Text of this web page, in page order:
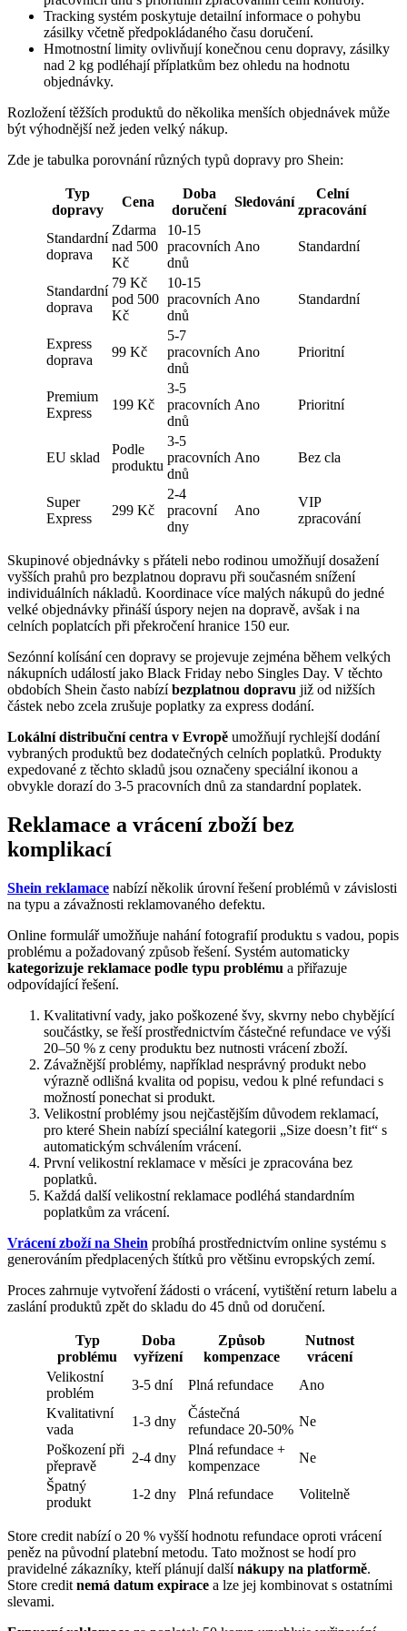
Tracking systém poskytuje detailní informace o pohybu
zásilky včetně předpokládaného času doručení.
Hmotnostní limity ovlivňují konečnou cenu dopravy, zásilky
nad 2 kg podléhají příplatkům bez ohledu na hodnotu
objednávky.
Rozložení těžších produktů do několika menších objednávek může
být výhodnější než jeden velký nákup.
Zde je tabulka porovnání různých typů dopravy pro Shein:
Typ
dopravy
Cena
Doba
doručení
Sledování
Celní
zpracování
Standardní
doprava
Zdarma
nad 500
Kč
10-15
pracovních
dnů
Ano Standardní
Standardní
doprava
79 Kč
pod 500
Kč
10-15
pracovních
dnů
Ano Standardní
Express
doprava
99 Kč
5-7
pracovních
dnů
Ano Prioritní
Premium
Express
199 Kč
3-5
pracovních
dnů
Ano Prioritní
EU sklad
Podle
produktu
3-5
pracovních
dnů
Ano Bez cla
Super
Express
299 Kč
2-4
pracovní
dny
Ano
VIP
zpracování
Skupinové objednávky s přáteli nebo rodinou umožňují dosažení
vyšších prahů pro bezplatnou dopravu při současném snížení
individuálních nákladů. Koordinace více malých nákupů do jedné
velké objednávky přináší úspory nejen na dopravě, avšak i na
celních poplatcích při překročení hranice 150 eur.
Sezónní kolísání cen dopravy se projevuje zejména během velkých
nákupních událostí jako Black Friday nebo Singles Day. V těchto
obdobích Shein často nabízíbezplatnou dopravu již od nižších
částek nebo zcela zrušuje poplatky za express dodání.
Lokální distribuční centra v Evropě umožňují rychlejší dodání
vybraných produktů bez dodatečných celních poplatků. Produkty
expedované z těchto skladů jsou označeny speciální ikonou a
obvykle dorazí do 3-5 pracovních dnů za standardní poplatek.
Reklamace a vrácení zboží bez
komplikací
Shein reklamace nabízí několik úrovní řešení problémů v závislosti
na typu a závažnosti reklamovaného defektu.
Online formulář umožňuje nahání fotografií produktu s vadou, popis
problému a požadovaný způsob řešení. Systém automaticky
kategorizuje reklamace podle typu problému a přiřazuje
odpovídající řešení.
Kvalitativní vady, jako poškozené švy, skvrny nebo chybějící
součástky, se řeší prostřednictvím částečné refundace ve výši
20–50 % z ceny produktu bez nutnosti vrácení zboží.
Závažnější problémy, například nesprávný produkt nebo
výrazně odlišná kvalita od popisu, vedou k plné refundaci s
možností ponechat si produkt.
Velikostní problémy jsou nejčastějším důvodem reklamací,
pro které Shein nabízí speciální kategorii „Size doesn’t fit“ s
automatickým schválením vrácení.
První velikostní reklamace v měsíci je zpracována bez
poplatků.
Každá další velikostní reklamace podléhá standardním
poplatkům za vrácení.
Vrácení zboží na Shein probíhá prostřednictvím online systému s
generováním předplacených štítků pro většinu evropských zemí.
Proces zahrnuje vytvoření žádosti o vrácení, vytištění return labelu a
zaslání produktů zpět do skladu do 45 dnů od doručení.
Typ
problému
Doba
vyřízení
Způsob
kompenzace
Nutnost
vrácení
Velikostní
problém
3-5 dní Plná refundace
Ano
Kvalitativní
vada
1-3 dny
Částečná
refundace 20-50%
Ne
Poškození při
přepravě
2-4 dny
Plná refundace +
kompenzace
Ne
Špatný
produkt
1-2 dny Plná refundace Volitelně
Store credit nabízí o 20 % vyšší hodnotu refundace oproti vrácení
peněz na původní platební metodu. Tato možnost se hodí pro
pravidelné zákazníky, kteří plánují dalšínákupy na platformě.
Store credit nemá datum expirace a lze jej kombinovat s ostatními
slevami.